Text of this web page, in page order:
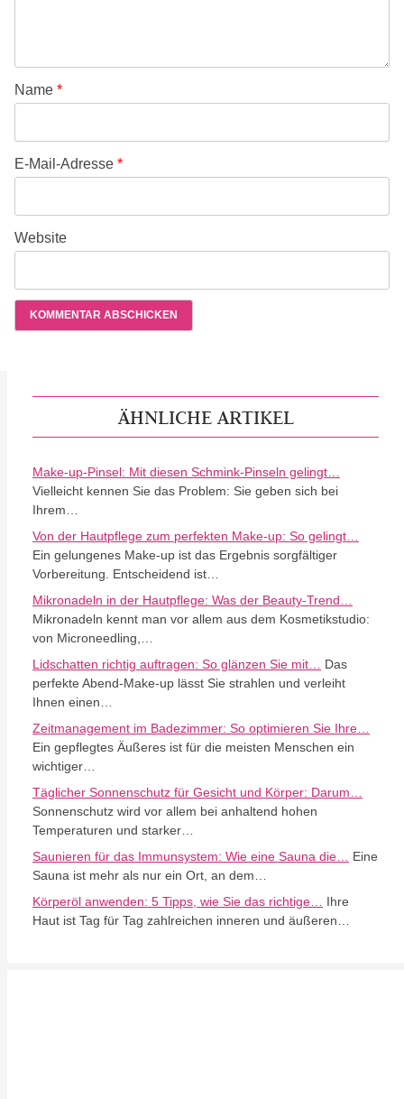
Name *
E-Mail-Adresse *
Website
ÄHNLICHE ARTIKEL
Make-up-Pinsel: Mit diesen Schmink-Pinseln gelingt…
Vielleicht kennen Sie das Problem: Sie geben sich bei
Ihrem…
Von der Hautpflege zum perfekten Make-up: So gelingt…
Ein gelungenes Make-up ist das Ergebnis sorgfältiger
Vorbereitung. Entscheidend ist…
Mikronadeln in der Hautpflege: Was der Beauty-Trend…
Mikronadeln kennt man vor allem aus dem Kosmetikstudio:
von Microneedling,…
Lidschatten richtig auftragen: So glänzen Sie mit… Das
perfekte Abend-Make-up lässt Sie strahlen und verleiht
Ihnen einen…
Zeitmanagement im Badezimmer: So optimieren Sie Ihre…
Ein gepflegtes Äußeres ist für die meisten Menschen ein
wichtiger…
Täglicher Sonnenschutz für Gesicht und Körper: Darum…
Sonnenschutz wird vor allem bei anhaltend hohen
Temperaturen und starker…
Saunieren für das Immunsystem: Wie eine Sauna die… Eine
Sauna ist mehr als nur ein Ort, an dem…
Körperöl anwenden: 5 Tipps, wie Sie das richtige… Ihre
Haut ist Tag für Tag zahlreichen inneren und äußeren…